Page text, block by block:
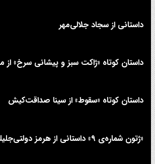
داستانی از سجاد جلالی‌مهر
داستان کوتاه «ژاکت سبز و پیشانی سرخ»
داستان کوتاه «سقوط» از سینا صداقت‌کیش
«ژتون شماره‌ی ۹» داستانی از هرمز دولتی‌جلیلیان